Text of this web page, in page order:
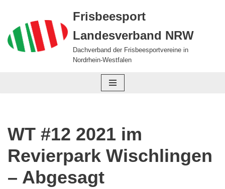
Zum
Inhalt
springen
Frisbeesport
Landesverband NRW
Dachverband der Frisbeesportvereine in
Nordrhein-Westfalen
WT #12 2021 im
Revierpark Wischlingen
– Abgesagt